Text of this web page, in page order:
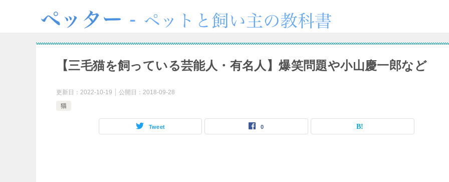
【三毛猫を飼っている芸能人・有名人】爆笑問題や小山慶一郎など
更新日： 2022-10-19 公開日： 2018-09-28
猫
Tweet 0